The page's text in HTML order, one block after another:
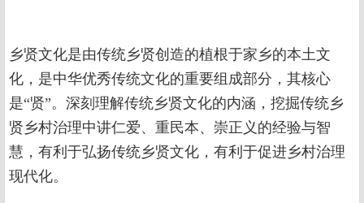
乡贤文化是由传统乡贤创造的植根于家乡的本土文
化，是中华优秀传统文化的重要组成部分，其核心
是“贤”。深刻理解传统乡贤文化的内涵，挖掘传统乡
贤乡村治理中讲仁爱、重民本、崇正义的经验与智
慧，有利于弘扬传统乡贤文化，有利于促进乡村治理
现代化。